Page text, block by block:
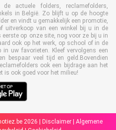
de actuele folders, reclamefolders,
in België. Zo blijft u op de hoogte
en vindt u gemakkelijk een promotie,
uitverkoop van een winkel bij u in de
op onze site, nog voor ze bij u in
ook op het werk, op school of in de
in uw favorieten. Kleef vervolgens een
bespaar veel tijd en geld.Bovendien
ook een bijdrage aan het
is ook goed voor het milieu!
2026 | Disclaimer| Algemene